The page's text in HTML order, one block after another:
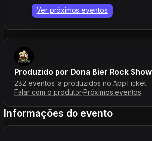
Produzido por Dona Bier Rock Show
282 eventos já produzidos no AppTicket
Falar com o produtor·Próximos eventos
Informações do evento
Ver próximos eventos